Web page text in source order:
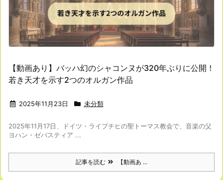
【動画あり】バッハ幻のシャコンヌが320年ぶりに公開！
若き天才を示す2つのオルガン作品
2025年11月23日 未分類
2025年11月17日、ドイツ・ライプチヒの聖トーマス教会で、音楽の父
ヨハン・ゼバスティア ...
記事を読む 【動画あ ...